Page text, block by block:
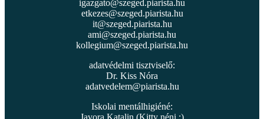
igazgato@szeged.piarista.hu
etkezes@szeged.piarista.hu
it@szeged.piarista.hu
ami@szeged.piarista.hu
kollegium@szeged.piarista.hu
adatvédelmi tisztviselő:
Dr. Kiss Nóra
adatvedelem@piarista.hu
Iskolai mentálhigiéné:
Javora Katalin (Kitty néni :)